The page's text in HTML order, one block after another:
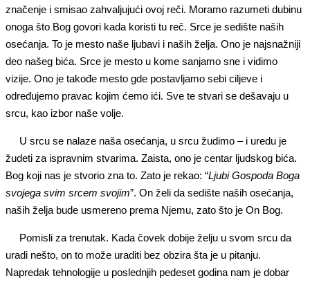
značenje i smisao zahvaljujući ovoj reči. Moramo razumeti dubinu
onoga što Bog govori kada koristi tu reč. Srce je sedište naših
osećanja. To je mesto naše ljubavi i naših želja. Ono je najsnažniji
deo našeg bića. Srce je mesto u kome sanjamo sne i vidimo
vizije. Ono je takođe mesto gde postavljamo sebi ciljeve i
određujemo pravac kojim ćemo ići. Sve te stvari se dešavaju u
srcu, kao izbor naše volje.
U srcu se nalaze naša osećanja, u srcu žudimo – i uredu je
žudeti za ispravnim stvarima. Zaista, ono je centar ljudskog bića.
Bog koji nas je stvorio zna to. Zato je rekao: “Ljubi Gospoda Boga
svojega svim srcem svojim”. On želi da sedište naših osećanja,
naših želja bude usmereno prema Njemu, zato što je On Bog.
Pomisli za trenutak. Kada čovek dobije želju u svom srcu da
uradi nešto, on to može uraditi bez obzira šta je u pitanju.
Napredak tehnologije u poslednjih pedeset godina nam je dobar